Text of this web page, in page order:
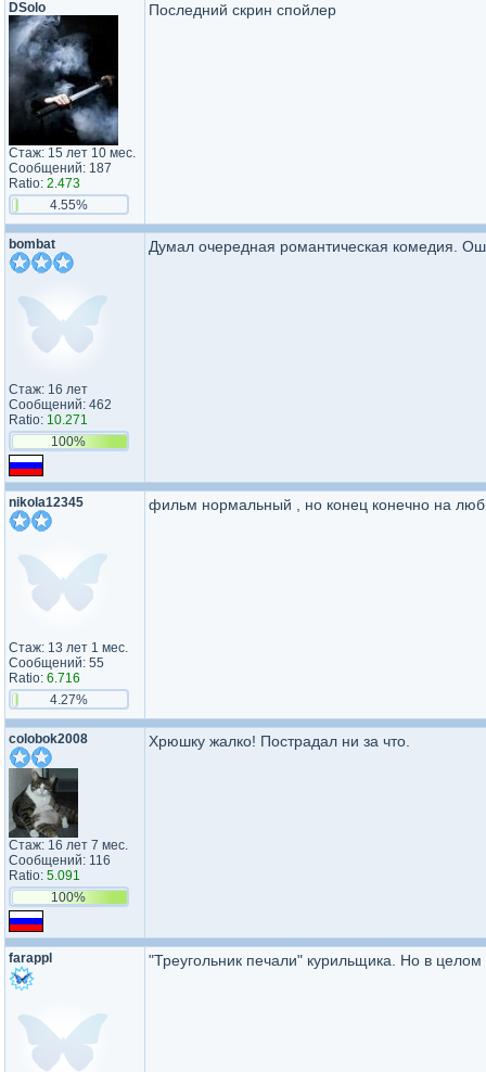
DSolo
Стаж: 15 лет 10 мес.
Сообщений: 187
Ratio: 2.473
4.55%
Последний скрин спойлер
bombat
Стаж: 16 лет
Сообщений: 462
Ratio: 10.271
100%
Думал очередная романтическая комедия.
nikola12345
Стаж: 13 лет 1 мес.
Сообщений: 55
Ratio: 6.716
4.27%
фильм нормальный , но конец конечно на
colobok2008
Стаж: 16 лет 7 мес.
Сообщений: 116
Ratio: 5.091
100%
Хрюшку жалко! Пострадал ни за что.
farappl "Треугольник печали" курильщика. Но в